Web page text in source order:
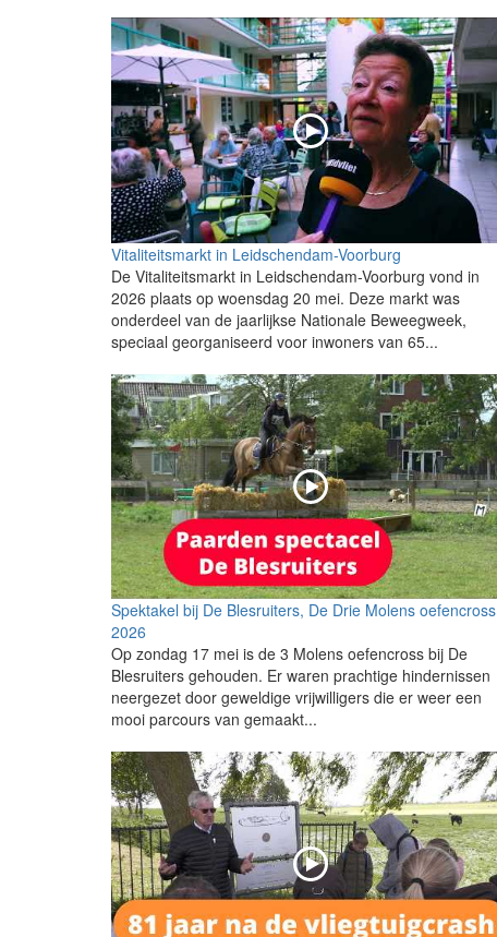
Vitaliteitsmarkt in Leidschendam-Voorburg
De Vitaliteitsmarkt in Leidschendam-Voorburg vond in
2026 plaats op woensdag 20 mei. Deze markt was
onderdeel van de jaarlijkse Nationale Beweegweek,
speciaal georganiseerd voor inwoners van 65...
Spektakel bij De Blesruiters, De Drie Molens oefencross
2026
Op zondag 17 mei is de 3 Molens oefencross bij De
Blesruiters gehouden. Er waren prachtige hindernissen
neergezet door geweldige vrijwilligers die er weer een
mooi parcours van gemaakt...